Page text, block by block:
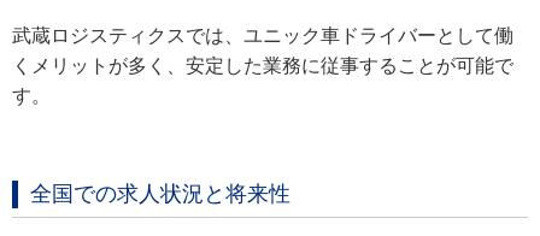
武蔵ロジスティクスでは、ユニック車ドライバーとして働
くメリットが多く、安定した業務に従事することが可能で
す。
全国での求人状況と将来性